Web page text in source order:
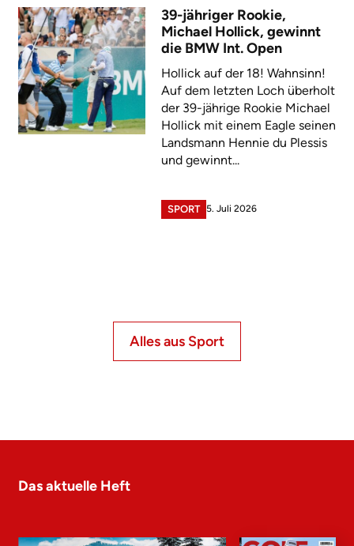
39-jähriger Rookie,
Michael Hollick, gewinnt
die BMW Int. Open
Hollick auf der 18! Wahnsinn!
Auf dem letzten Loch überholt
der 39-jährige Rookie Michael
Hollick mit einem Eagle seinen
Landsmann Hennie du Plessis
und gewinnt...
SPORT 5. Juli 2026
Alles aus Sport
Das aktuelle Heft